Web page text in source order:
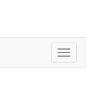
Toggle